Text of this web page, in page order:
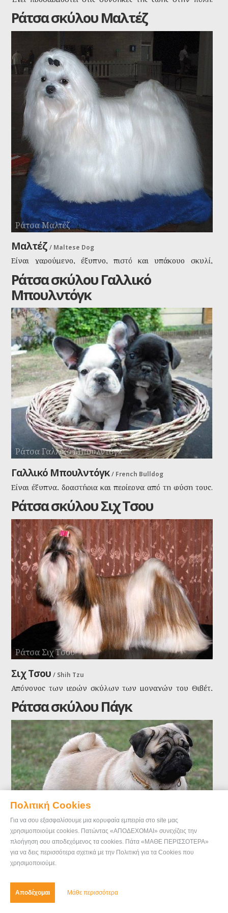
Πολιτική Cookies
Για να σου εξασφαλίσουμε μια κορυφαία εμπειρία στο site μας
χρησιμοποιούμε cookies. Πατώντας «ΑΠΟΔΕΧΟΜΑΙ» συνεχίζεις την
πλοήγηση σου αποδεχόμενος τα cookies. Πάτα «ΜΑΘΕ ΠΕΡΙΣΣΟΤΕΡΑ»
για να δεις περισσότερα σχετικά με την Πολιτική για τα Cookies που
χρησιμοποιούμε.
Αποδέχομαι Μάθε περισσότερα
Κοιμάται μέσα στο σπίτι, είναι καθαρό, δεν είναι
θορυβώδες όσο τα άλλα Τεριέ, έχει ανάγκη μέτριας
ποσότητας τροφής και μια μεγάλη καθημερινή βόλτα
είναι αρκετή για να εκτονωθεί.
Ράτσα σκύλου Μαλτέζ
Ράτσα Μαλτέζ
Μαλτέζ / Maltese Dog
Είναι χαρούμενο, έξυπνο, πιστό και υπάκουο σκυλί,
αφοσιωμένο στον ιδιοκτήτη και την οικογένεια. Μπορεί
να συνυπάρξει εύκολα με άλλα κατοικίδια.
Ράτσα σκύλου Γαλλικό
Μπουλντόγκ
Ράτσα Γαλλικό Μπουλντόγκ
Γαλλικό Μπουλντόγκ / French Bulldog
Είναι έξυπνα, δραστήρια και περίεργα από τη φύση τους.
Αν και είναι σκύλοι συντροφιάς, μπορούν άνετα να είναι
και φύλακες και θα ειδοποιήσουν σε κάθε κίνδυνο προς
την οικογένεια.
Ράτσα σκύλου Σιχ Τσου
Ράτσα Σιχ Τσου
Σιχ Τσου / Shih Tzu
Απόγονος των ιερών σκύλων των μοναχών του Θιβέτ,
που θεωρούσαν ότι διώχνει τα κακά πνεύματα, το Σιχ
Τσου σήμερα είναι ένα από τα πιο αγαπημένα μικρόσωμα
κατοικίδια.
Ράτσα σκύλου Πάγκ
Ράτσα Πάγκ